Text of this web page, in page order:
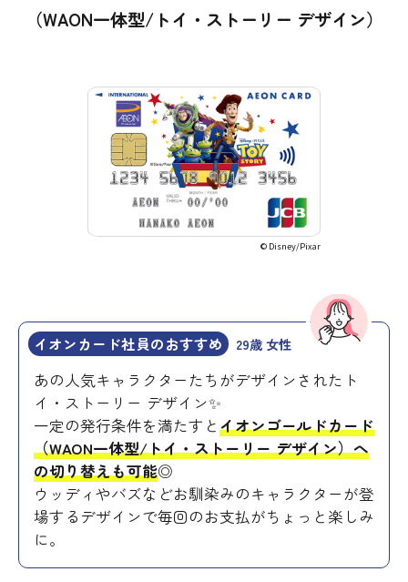
（WAON一体型/トイ・ストーリー デザイン）
© Disney/Pixar
イオンカード社員のおすすめ 29歳 女性
あの人気キャラクターたちがデザインされたト
イ・ストーリー デザイン✨
一定の発行条件を満たすとイオンゴールドカード
（WAON一体型/トイ・ストーリー デザイン）へ
の切り替えも可能◎
ウッディやバズなどお馴染みのキャラクターが登
場するデザインで毎回のお支払がちょっと楽しみ
に。